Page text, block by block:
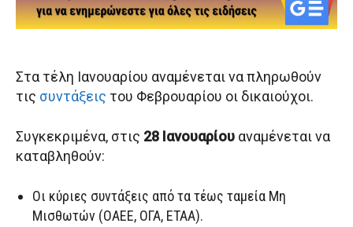
Στα τέλη Ιανουαρίου αναμένεται να πληρωθούν
τις συντάξεις του Φεβρουαρίου οι δικαιούχοι.
Συγκεκριμένα, στις 28 Ιανουαρίου αναμένεται να
καταβληθούν:
Οι κύριες συντάξεις από τα τέως ταμεία Μη
Μισθωτών (ΟΑΕΕ, ΟΓΑ, ΕΤΑΑ).